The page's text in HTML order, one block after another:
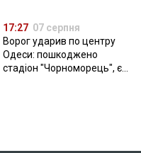
17:27 07 серпня
Ворог ударив по центру
Одеси: пошкоджено
стадіон "Чорноморець", є